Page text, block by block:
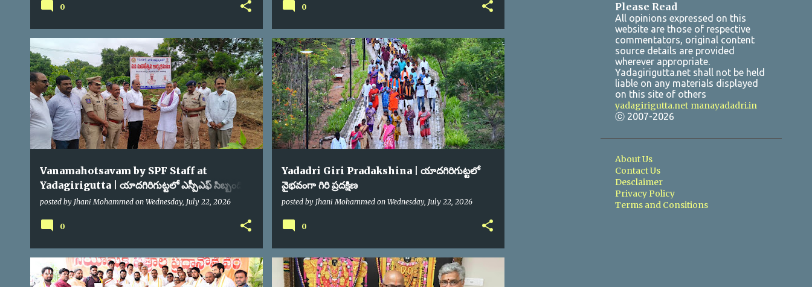
0 0
Vanamahotsavam by SPF Staff at
Yadagirigutta | యాదగిరిగుట్టలో ఎస్పీఎఫ్ సిబ్బంది
వనమహోత్సవం
posted by Jhani Mohammed on Wednesday, July 22, 2026
SPF VANAMAHOTSAVAM
0
Yadadri Giri Pradakshina | యాదగిరిగుట్టలో
వైభవంగా గిరి ప్రదక్షిణ
posted by Jhani Mohammed on Wednesday, July 22, 2026
GIRI PRADAKSHINA
0
TEMPLE NEWS TTD YTD YTDA
Please Read
All opinions expressed on this
website are those of respective
commentators, original content
source details are provided
wherever appropriate.
Yadagirigutta.net shall not be held
liable on any materials displayed
on this site of others
yadagirigutta.net manayadadri.in
ⓒ 2007-2026
About Us
Contact Us
Desclaimer
Privacy Policy
Terms and Consitions